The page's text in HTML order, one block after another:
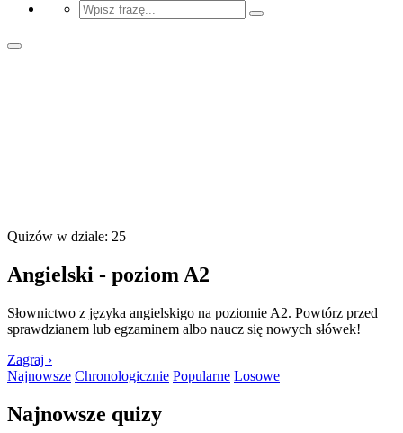
Quizów w dziale: 25
Angielski - poziom A2
Słownictwo z języka angielskigo na poziomie A2. Powtórz przed
sprawdzianem lub egzaminem albo naucz się nowych słówek!
Zagraj ›
Najnowsze Chronologicznie Popularne Losowe
Najnowsze quizy